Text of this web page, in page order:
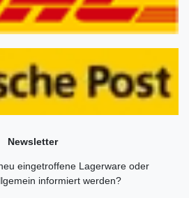
Newsletter
eingetroffene Lagerware oder
informiert werden?